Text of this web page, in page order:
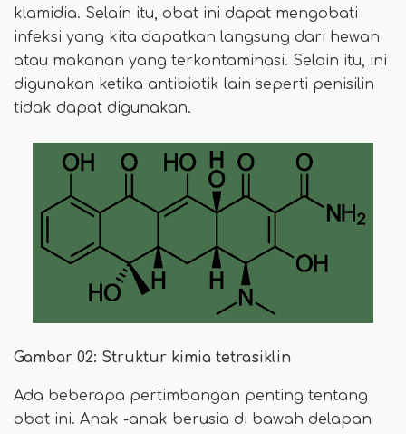
klamidia. Selain itu, obat ini dapat mengobati
infeksi yang kita dapatkan langsung dari hewan
atau makanan yang terkontaminasi. Selain itu, ini
digunakan ketika antibiotik lain seperti penisilin
tidak dapat digunakan.
Gambar 02: Struktur kimia tetrasiklin
Ada beberapa pertimbangan penting tentang
obat ini. Anak -anak berusia di bawah delapan